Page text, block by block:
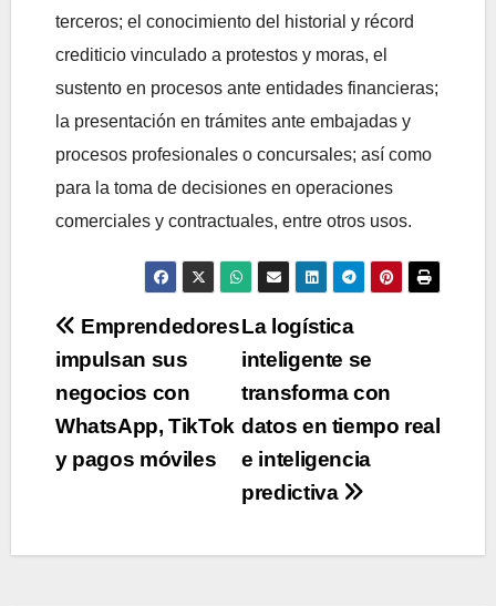
terceros; el conocimiento del historial y récord
crediticio vinculado a protestos y moras, el
sustento en procesos ante entidades financieras;
la presentación en trámites ante embajadas y
procesos profesionales o concursales; así como
para la toma de decisiones en operaciones
comerciales y contractuales, entre otros usos.
Navegación
de
entradas
La logística
inteligente se
transforma con
datos en tiempo real
e inteligencia
predictiva
Emprendedores
impulsan sus
negocios con
WhatsApp, TikTok
y pagos móviles